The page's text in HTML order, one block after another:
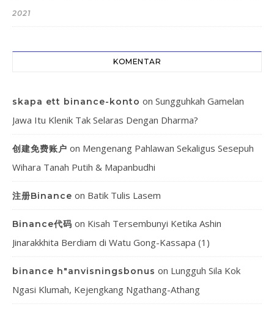
2021
KOMENTAR
skapa ett binance-konto on Sungguhkah Gamelan
Jawa Itu Klenik Tak Selaras Dengan Dharma?
创建免费账户 on Mengenang Pahlawan Sekaligus Sesepuh
Wihara Tanah Putih & Mapanbudhi
注册Binance on Batik Tulis Lasem
Binance代码 on Kisah Tersembunyi Ketika Ashin
Jinarakkhita Berdiam di Watu Gong-Kassapa (1)
binance h"anvisningsbonus on Lungguh Sila Kok
Ngasi Klumah, Kejengkang Ngathang-Athang